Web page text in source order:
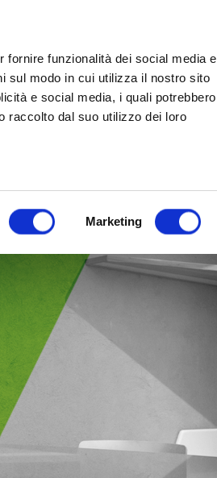
fornire funzionalità dei social media e
sul modo in cui utilizza il nostro sito
e social media, i quali potrebbero
raccolto dal suo utilizzo dei loro
Marketing